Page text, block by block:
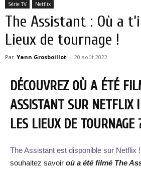
Série TV Netflix
The Assistant : Où a
Lieux de tournage !
Par Yann Grosboillot - 20 août 2022
DÉCOUVREZ OÙ A ÉTÉ
ASSISTANT SUR NETFLIX
LES LIEUX DE TOURNAGE
The Assistant est disponible sur Netflix !
souhaitez savoir où a été filmé The